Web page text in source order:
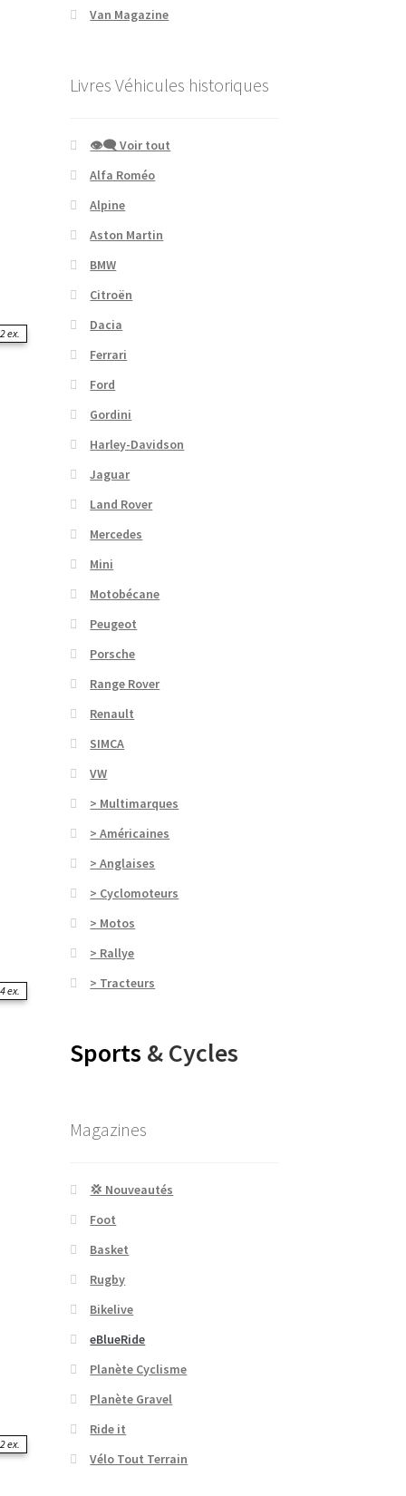
ex.
ex.
ex.
Van Magazine
Livres Véhicules historiques
👁‍🗨 Voir tout
Alfa Roméo
Alpine
Aston Martin
BMW
Citroën
Dacia
Ferrari
Ford
Gordini
Harley-Davidson
Jaguar
Land Rover
Mercedes
Mini
Motobécane
Peugeot
Porsche
Range Rover
Renault
SIMCA
VW
> Multimarques
> Américaines
> Anglaises
> Cyclomoteurs
> Motos
> Rallye
> Tracteurs
Sports & Cycles
Magazines
💢 Nouveautés
Foot
Basket
Rugby
Bikelive
eBlueRide
Planète Cyclisme
Planète Gravel
Ride it
Vélo Tout Terrain